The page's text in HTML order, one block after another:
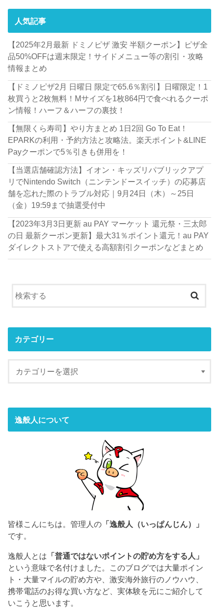
人気記事
【2025年2月最新 ドミノピザ 激安 半額クーポン】ピザ全
品50%OFFは週末限定！サイドメニュー等の割引・攻略
情報まとめ
【ドミノピザ2月 日曜日 限定で65.6％割引】日曜限定！1
枚買うと2枚無料！Mサイズを1枚864円で食べれるクーポ
ン情報！ハーフ＆ハーフの裏技！
【無限くら寿司】やり方まとめ 1日2回 Go To Eat！
EPARKの利用・予約方法と攻略法。楽天ポイント&LINE
Payクーポンで5％引きも併用を！
【当選店舗確認方法】イオン・キッズリパブリックアプ
リでNintendo Switch（ニンテンドースイッチ）の応募店
舗を忘れた際のトラブル対応｜9月24日（木）～25日
（金）19:59まで抽選受付中
【2023年3月3日更新 au PAY マーケット 還元祭・三太郎
の日 最新クーポン更新】最大31％ポイント還元！au PAY
ダイレクトストアで使える高額割引クーポンなどまとめ
カテゴリー
逸般人について
皆様こんにちは。管理人の 「逸般人（いっぱんじん）」
です。
逸般人とは 「普通ではないポイントの貯め方をする人」
という意味で名付けました。このブログでは大量ポイン
ト・大量マイルの貯め方や、激安海外旅行のノウハウ、
携帯電話のお得な買い方など、実体験を元にご紹介して
いこうと思います。